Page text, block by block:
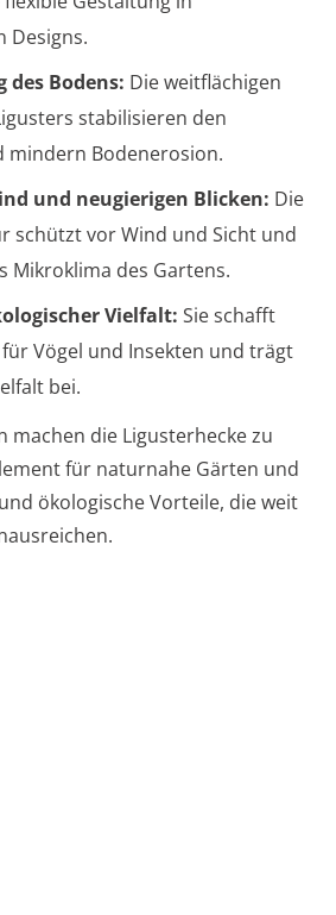
Designs.
des Bodens: Die weitflächigen
stabilisieren den
mindern Bodenerosion.
und neugierigen Blicken: Die
schützt vor Wind und Sicht und
Mikroklima des Gartens.
Vielfalt: Sie schafft
Vögel und Insekten und trägt
bei.
machen die Ligusterhecke zu
für naturnahe Gärten und
ökologische Vorteile, die weit